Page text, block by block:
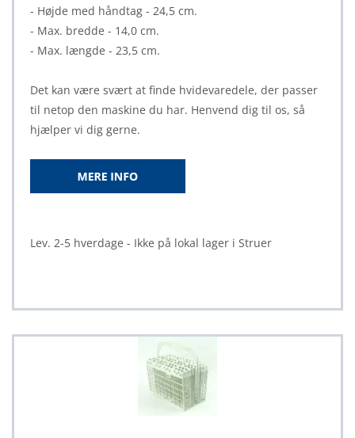
- Højde med håndtag - 24,5 cm.
- Max. bredde - 14,0 cm.
- Max. længde - 23,5 cm.
Det kan være svært at finde hvidevaredele, der passer
til netop den maskine du har. Henvend dig til os, så
hjælper vi dig gerne.
Lev. 2-5 hverdage - Ikke på lokal lager i Struer